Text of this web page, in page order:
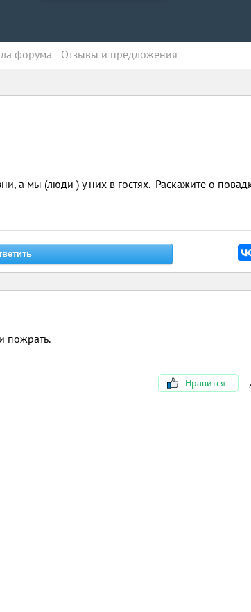
форума Oтзывы и предложения
а мы (люди ) у них в гостях. Раскажите о
пожрать.
Нравится